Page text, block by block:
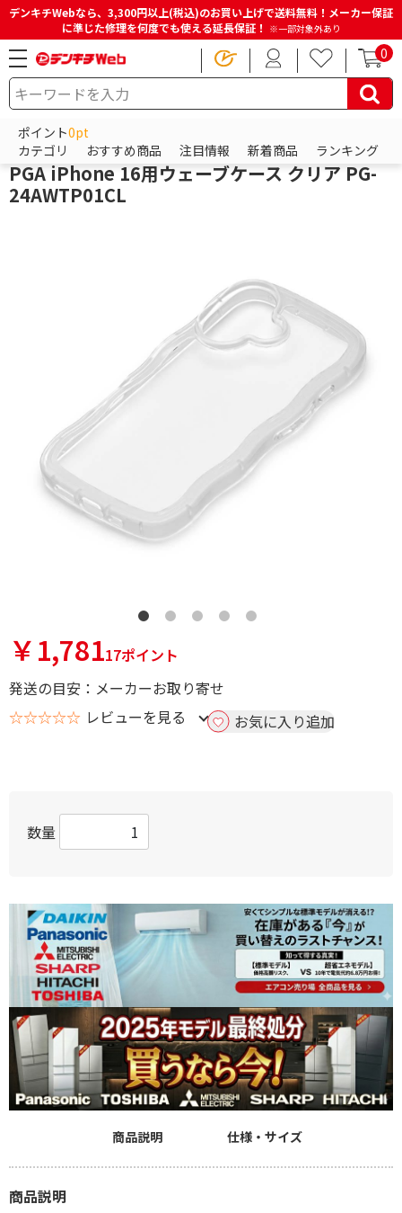
デンキチWebなら、3,300円以上(税込)のお買い上げで送料無料！メーカー保証
に準じた修理を何度でも使える延長保証！ ※一部対象外あり
0
ポイント0pt
カテゴリ
おすすめ商品 注目情報 新着商品 ランキング
HOME 商品一覧ページ スマホアクセサリー
PGA
PGA iPhone 16用ウェーブケース クリア PG-
24AWTP01CL
￥1,78117ポイント
発送の目安：メーカーお取り寄せ
☆☆☆☆☆ レビューを見る お気に入り追加
数量
商品説明 仕様・サイズ
商品説明